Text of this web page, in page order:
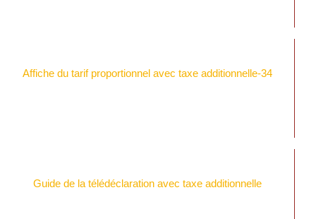
Affiche du tarif proportionnel avec taxe additionnelle-34
Guide de la télédéclaration avec taxe additionnelle